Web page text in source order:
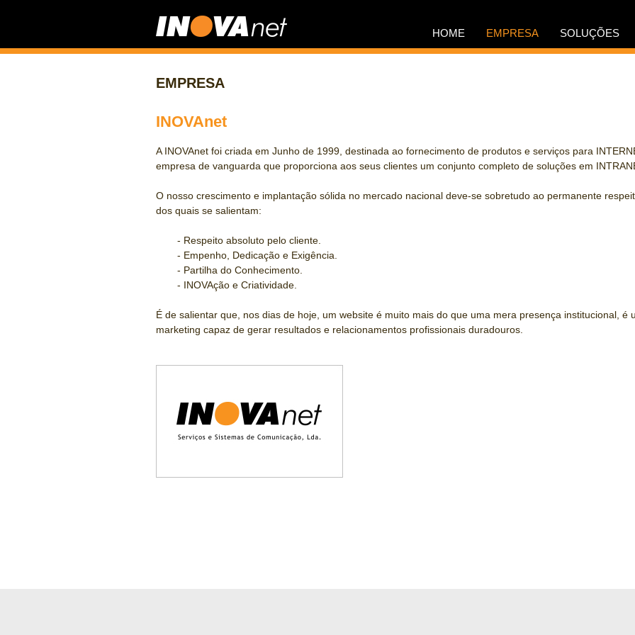
HOME EMPRESA SOLUÇÕES
EMPRESA
INOVAnet
A INOVAnet foi criada em Junho de 1999, destinada ao fornecimento de produtos e serviços para
empresa de vanguarda que proporciona aos seus clientes um conjunto completo de soluções em
O nosso crescimento e implantação sólida no mercado nacional deve-se sobretudo ao permanente
dos quais se salientam:
- Respeito absoluto pelo cliente.
- Empenho, Dedicação e Exigência.
- Partilha do Conhecimento.
- INOVAção e Criatividade.
É de salientar que, nos dias de hoje, um website é muito mais do que uma mera presença institucional, é
marketing capaz de gerar resultados e relacionamentos profissionais duradouros.